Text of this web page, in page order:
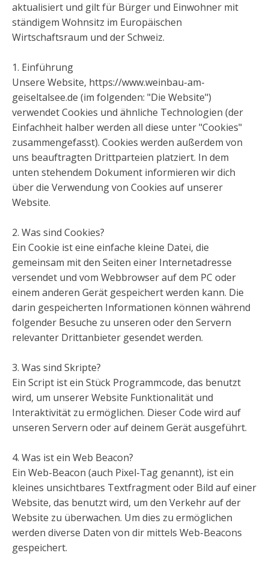
aktualisiert und gilt für Bürger und Einwohner mit
ständigem Wohnsitz im Europäischen
Wirtschaftsraum und der Schweiz.
1. Einführung
Unsere Website, https://www.weinbau-am-
geiseltalsee.de (im folgenden: "Die Website")
verwendet Cookies und ähnliche Technologien (der
Einfachheit halber werden all diese unter "Cookies"
zusammengefasst). Cookies werden außerdem von
uns beauftragten Drittparteien platziert. In dem
unten stehendem Dokument informieren wir dich
über die Verwendung von Cookies auf unserer
Website.
2. Was sind Cookies?
Ein Cookie ist eine einfache kleine Datei, die
gemeinsam mit den Seiten einer Internetadresse
versendet und vom Webbrowser auf dem PC oder
einem anderen Gerät gespeichert werden kann. Die
darin gespeicherten Informationen können während
folgender Besuche zu unseren oder den Servern
relevanter Drittanbieter gesendet werden.
3. Was sind Skripte?
Ein Script ist ein Stück Programmcode, das benutzt
wird, um unserer Website Funktionalität und
Interaktivität zu ermöglichen. Dieser Code wird auf
unseren Servern oder auf deinem Gerät ausgeführt.
4. Was ist ein Web Beacon?
Ein Web-Beacon (auch Pixel-Tag genannt), ist ein
kleines unsichtbares Textfragment oder Bild auf einer
Website, das benutzt wird, um den Verkehr auf der
Website zu überwachen. Um dies zu ermöglichen
werden diverse Daten von dir mittels Web-Beacons
gespeichert.